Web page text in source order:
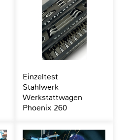
Einzeltest
Stahlwerk
Werkstattwagen
Phoenix 260